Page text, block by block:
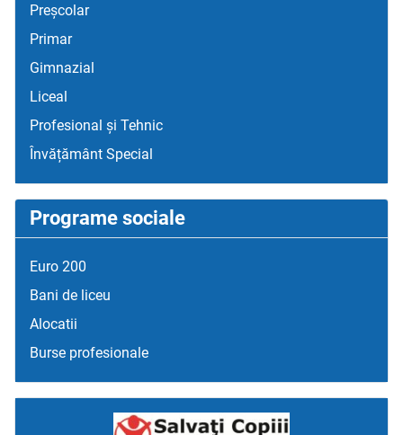
Preșcolar
Primar
Gimnazial
Liceal
Profesional și Tehnic
Învățământ Special
Programe sociale
Euro 200
Bani de liceu
Alocatii
Burse profesionale